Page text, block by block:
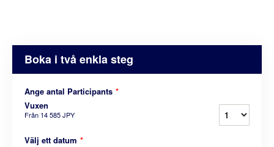
Boka i två enkla steg
Ange antal Participants *
Vuxen
Från 14 585 JPY
Välj ett datum *